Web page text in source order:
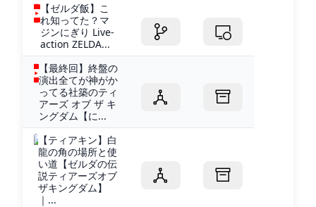
【ゼルダ飯】こ
れ知ってた？マ
ジンにぎり Live-
action ZELDA...
【最終回】終盤の
演出全てが神がか
ってる社築のティ
アーズ オブ ザ キ
ングダム【に...
【ティアキン】白
龍の角の場所と使
い道【ゼルダの伝
説ティアーズオブ
ザキングダム】
｜...